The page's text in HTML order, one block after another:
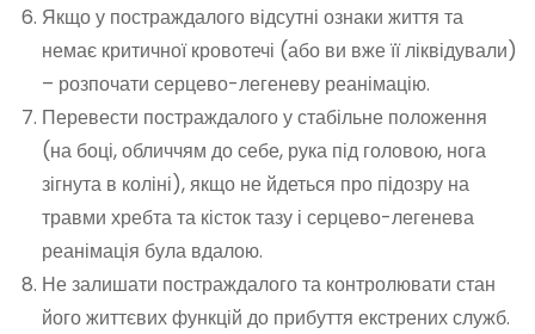
Якщо у постраждалого відсутні ознаки життя та
немає критичної кровотечі (або ви вже її ліквідували)
– розпочати серцево-легеневу реанімацію.
Перевести постраждалого у стабільне положення
(на боці, обличчям до себе, рука під головою, нога
зігнута в коліні), якщо не йдеться про підозру на
травми хребта та кісток тазу і серцево-легенева
реанімація була вдалою.
Не залишати постраждалого та контролювати стан
його життєвих функцій до прибуття екстрених служб.